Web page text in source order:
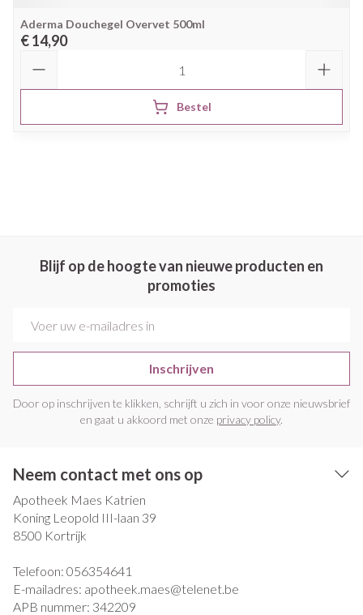
Aderma Douchegel Overvet 500ml
€ 14,90
Bestel
Blijf op de hoogte van nieuwe producten en
promoties
Inschrijven
Door op inschrijven te klikken, schrijft u zich in voor onze nieuwsbrief
en gaat u akkoord met onze privacy policy.
Neem contact met ons op
Apotheek Maes Katrien
Koning Leopold III-laan 39
8500 Kortrijk
Telefoon: 056354641
E-mailadres: apotheek.maes@telenet.be
APB nummer: 342209